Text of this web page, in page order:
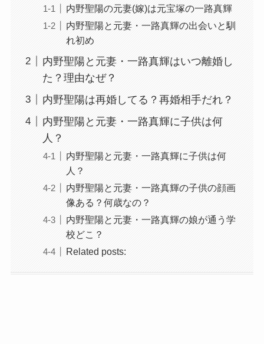
内野聖陽の元妻(嫁)は元宝塚の一路真輝
内野聖陽と元妻・一路真輝の出会いと馴
れ初め
内野聖陽と元妻・一路真輝はいつ離婚し
た？理由なぜ？
内野聖陽は再婚してる？再婚相手だれ？
内野聖陽と元妻・一路真輝に子供は何
人？
内野聖陽と元妻・一路真輝に子供は何
人？
内野聖陽と元妻・一路真輝の子供の顔画
像ある？何歳なの？
内野聖陽と元妻・一路真輝の娘が通う学
校どこ？
Related posts: